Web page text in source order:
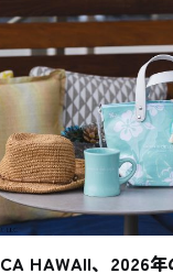
HAWAII、2026